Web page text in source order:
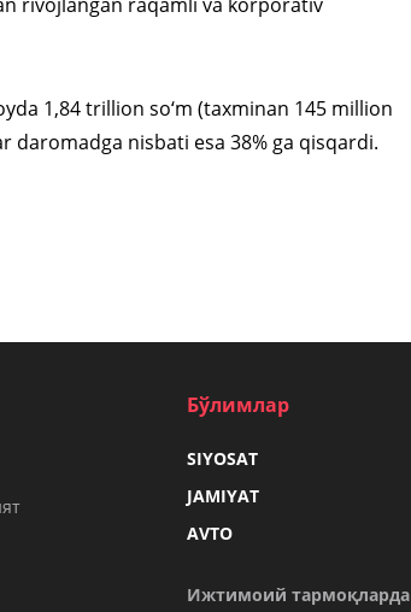
rivojlangan raqamli va korporativ
1,84 trillion so‘m (taxminan 145 million
daromadga nisbati esa 38% ga qisqardi.
Бўлимлар
SIYOSAT
JAMIYAT
AVTO
Ижтимоий тармоқларда